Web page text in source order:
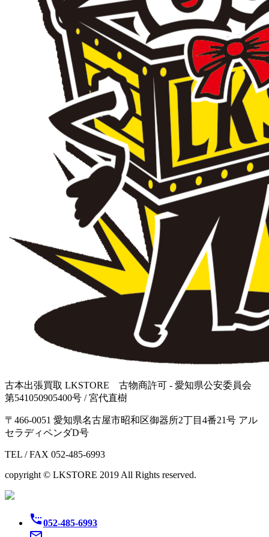
古本出張買取 LKSTORE 古物商許可 - 愛知県公安委員会
第541050905400号 / 宮代直樹
〒466-0051 愛知県名古屋市昭和区御器所2丁目4番21号 アル
セラディペンダD号
TEL / FAX 052-485-6993
copyright © LKSTORE 2019 All Rights reserved.
settings_phone052-485-6993